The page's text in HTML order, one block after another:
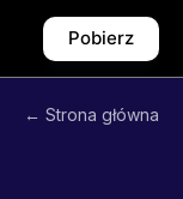
Pobierz
← Strona główna